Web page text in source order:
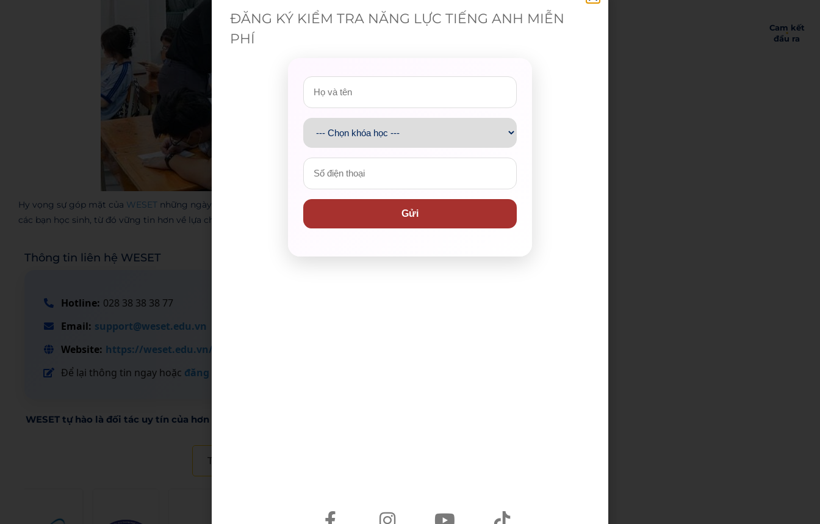
Hy vọng sự góp mặt của WESET những ngày qua sẽ phần nào giải đáp và tháo gỡ được những băn khoăn, vướng mắc của
các bạn học sinh, từ đó vững tin hơn về lựa chọn học tập của bản thân trong tương lai!
Thông tin liên hệ WESET
Hotline: 028 38 38 38 77
Email: support@weset.edu.vn
Website: https://weset.edu.vn/
Để lại thông tin ngay hoặc đăng ký tư vấn tại đây
WESET tự hào là đối tác uy tín của hơn 200 đơn vị, trong đó hơn 120 trường đại học, cao đẳng trên toàn quốc.​
Tổng hợp đối tác của chúng tôi
Cam kết
đầu ra
ĐĂNG KÝ KIỂM TRA NĂNG LỰC TIẾNG ANH MIỄN
PHÍ
Gửi